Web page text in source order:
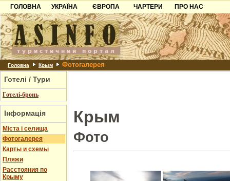
ГОЛОВНА
УКРАЇНА
Карпати
Азов
Причорноморря
Шацьк
ЄВРОПА
Чорногорія
Хорватія
Болгарія
Албанія
ЧАРТЕРИ
ПРО НАС
Контакти
Партнерам
Додати готель
Головна Крым Фотогалерея
Готелі / Тури
Готелі-бронь
Інформація
Міста і селища
Фотогалерея
Карты и схемы
Пляжи
Расстояния по
Крыму
Крым
Фото